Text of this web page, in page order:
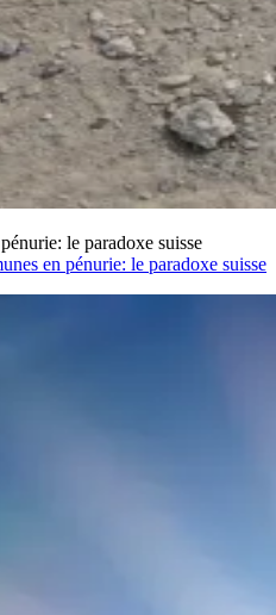
le paradoxe suisse
en pénurie: le paradoxe suisse